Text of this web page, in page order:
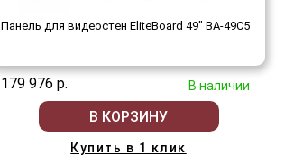
Панель для видеостен EliteBoard 49" BA-49C5
179 976 р. В наличии
В КОРЗИНУ
Купить в 1 клик